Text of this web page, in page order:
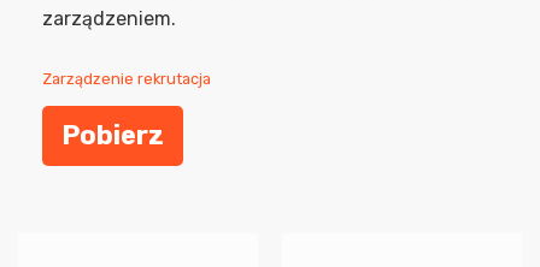
zarządzeniem.
Zarządzenie rekrutacja
Pobierz